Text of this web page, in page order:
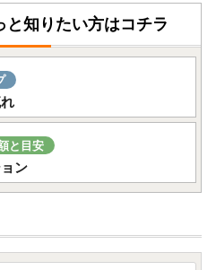
ル、熨斗や日付指定等は受付で
合（住所不明や不在等含む）に
更などございましたら、必ず運
すようお願いいたします。
変更につきましては、配送会
ようお願いいたします。転送料
送付先住所】
知りたい方はコチラ
と目安
ン